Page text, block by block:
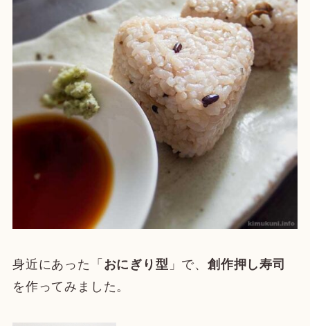
身近にあった「 おにぎり型 」で、創作押し寿司
を作ってみました。